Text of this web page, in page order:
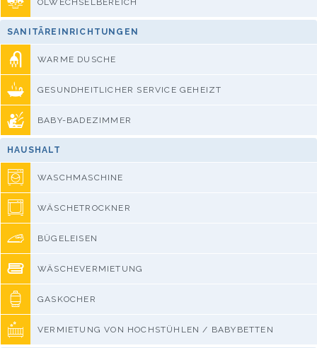
SANITÄREINRICHTUNGEN
WARME DUSCHE
GESUNDHEITLICHER SERVICE GEHEIZT
BABY-BADEZIMMER
HAUSHALT
WASCHMASCHINE
WÄSCHETROCKNER
BÜGELEISEN
WÄSCHEVERMIETUNG
GASKOCHER
VERMIETUNG VON HOCHSTÜHLEN / BABYBETTEN